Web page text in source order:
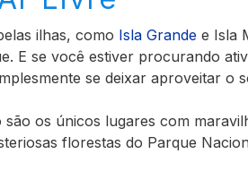
ilhas, como Isla Grandee Isla
E se você estiver procurando
se deixar aproveitar o
são os únicos lugares com
florestas do Parque